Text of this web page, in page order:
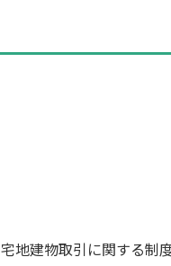
宅地建物取引に関する制